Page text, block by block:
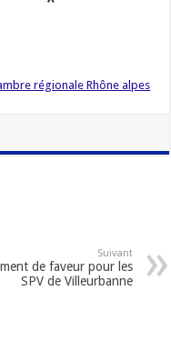
régionale Rhône alpes
Suivant
de faveur pour les
SPV de Villeurbanne